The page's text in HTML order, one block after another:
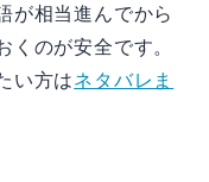
が相当進んでから
くのが安全です。
い方はネタバレま